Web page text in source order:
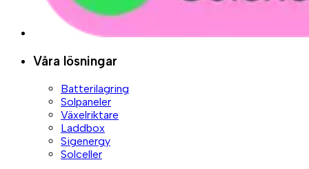
Våra lösningar
Batterilagring
Solpaneler
Växelriktare
Laddbox
Sigenergy
Solceller